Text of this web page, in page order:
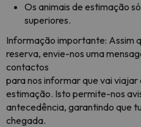
Os animais de estimação
superiores.
Informação importante: Assim
reserva, envie-nos uma
contactos
para nos informar que vai viajar
estimação. Isto permite-nos
antecedência, garantindo que
chegada.